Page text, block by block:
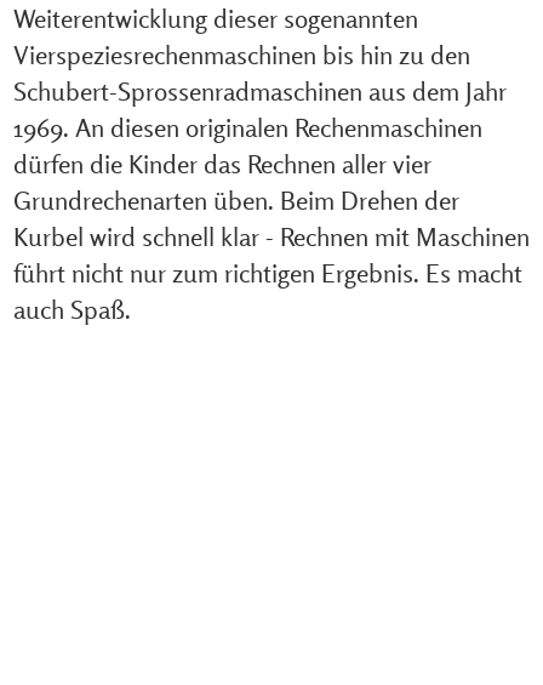
Weiterentwicklung dieser sogenannten
Vierspeziesrechenmaschinen bis hin zu den
Schubert-Sprossenradmaschinen aus dem Jahr
1969. An diesen originalen Rechenmaschinen
dürfen die Kinder das Rechnen aller vier
Grundrechenarten üben. Beim Drehen der
Kurbel wird schnell klar - Rechnen mit Maschinen
führt nicht nur zum richtigen Ergebnis. Es macht
auch Spaß.